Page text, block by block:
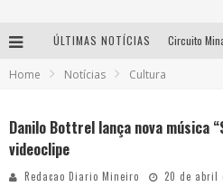
ÚLTIMAS NOTÍCIAS
Home Notícias Cultura
Danilo Bottrel lança nova música
videoclipe
Redacao Diario Mineiro 20 de abril